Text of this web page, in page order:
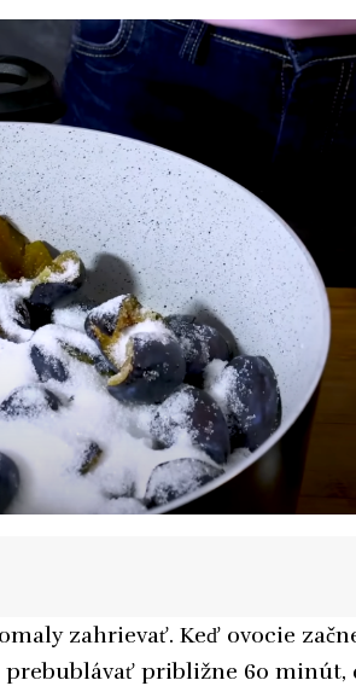
zahrievať. Keď ovocie
prebublávať približne 60 minút,